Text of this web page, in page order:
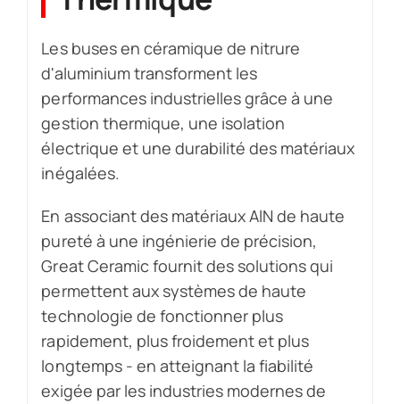
Les buses en céramique de nitrure
d'aluminium transforment les
performances industrielles grâce à une
gestion thermique, une isolation
électrique et une durabilité des matériaux
inégalées.
En associant des matériaux AlN de haute
pureté à une ingénierie de précision,
Great Ceramic fournit des solutions qui
permettent aux systèmes de haute
technologie de fonctionner plus
rapidement, plus froidement et plus
longtemps - en atteignant la fiabilité
exigée par les industries modernes de